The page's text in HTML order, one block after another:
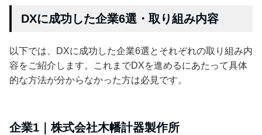
DXに成功した企業6選・取り組み内容
以下では、DXに成功した企業6選とそれぞれの取り組み内
容をご紹介します。これまでDXを進めるにあたって具体
的な方法が分からなかった方は必見です。
企業1｜株式会社木幡計器製作所